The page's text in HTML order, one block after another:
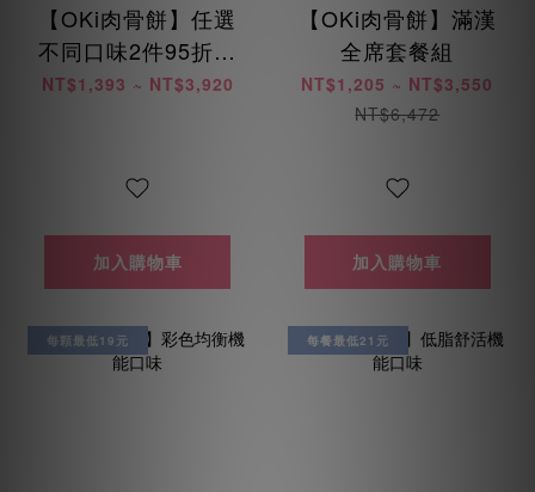
【OKi肉骨餅】任選
不同口味2件95折組
合優惠
NT$1,393 ~ NT$3,920
加入購物車
【OKi肉骨餅】滿漢
全席套餐組
NT$1,205 ~ NT$3,550
NT$6,472
加入購物車
每顆最低19元 每餐最低21元